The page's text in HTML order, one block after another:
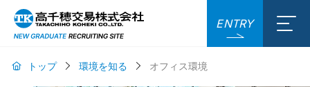
ENTRY
トップ 環境を知る オフィス環境